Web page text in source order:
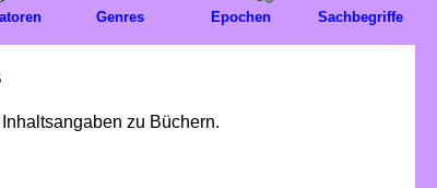
zu Büchern.
Genres Epochen Sachbegriffe